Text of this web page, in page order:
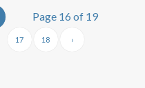
Page 16 of 19
17 18 ›